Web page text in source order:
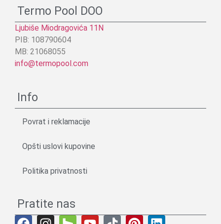
Termo Pool DOO
Ljubiše Miodragovića 11N
PIB: 108790604
MB: 21068055
info@termopool.com
Info
Povrat i reklamacije
Opšti uslovi kupovine
Politika privatnosti
Pratite nas